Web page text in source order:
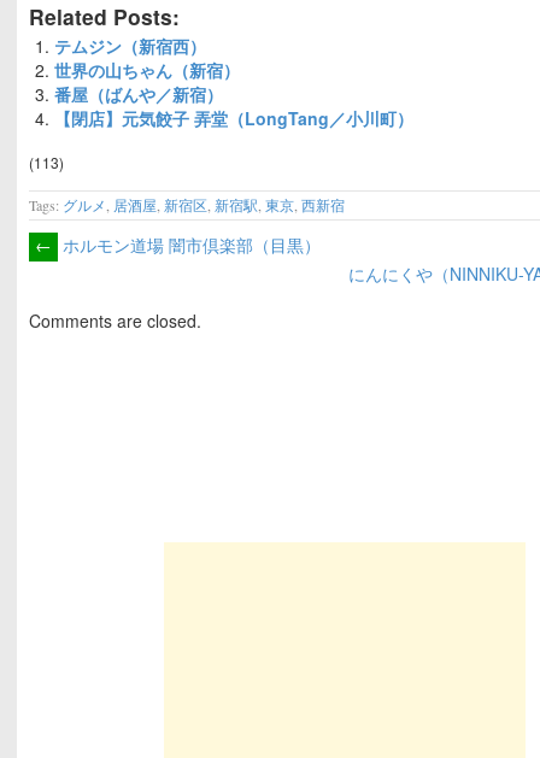
Related Posts:
テムジン（新宿西）
世界の山ちゃん（新宿）
番屋（ばんや／新宿）
【閉店】元気餃子 弄堂（LongTang／小川町）
(113)
Tags: グルメ, 居酒屋, 新宿区, 新宿駅,東京,西新宿
← ホルモン道場 闇市倶楽部（目黒）
にんにくや（NINNIKU-
Comments are closed.